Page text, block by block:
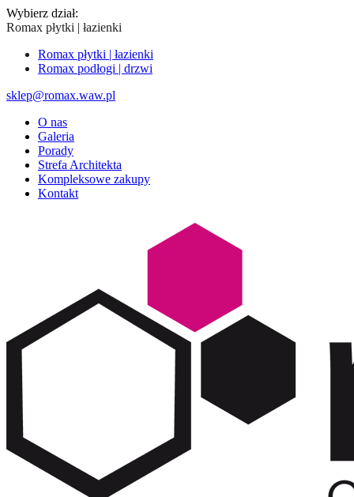
Wybierz dział:
Romax płytki | łazienki
Romax płytki | łazienki
Romax podłogi | drzwi
sklep@romax.waw.pl
O nas
Galeria
Porady
Strefa Architekta
Kompleksowe zakupy
Kontakt